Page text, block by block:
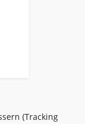
(Tracking